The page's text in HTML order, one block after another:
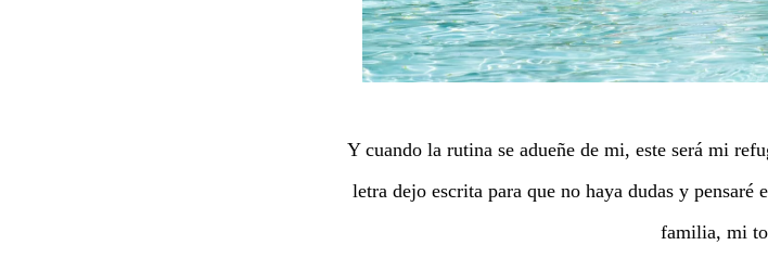
Y cuando la rutina se adueñe de mi, este será mi
letra dejo escrita para que no haya dudas y pensaré
familia, mi